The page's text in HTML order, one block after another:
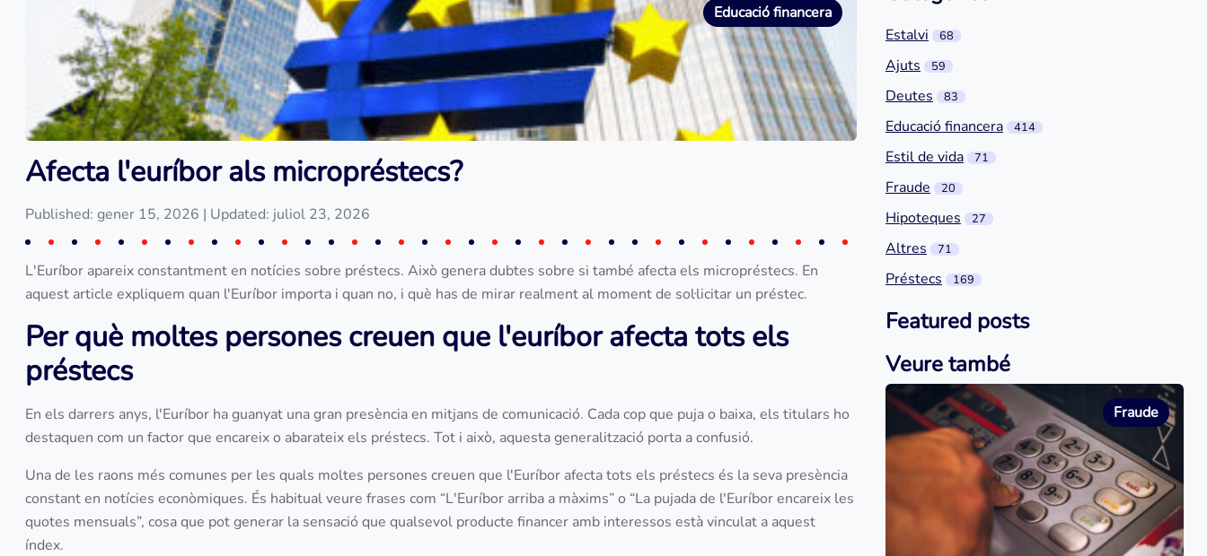
Educació financera
Afecta l'euríbor als micropréstecs?
Published: gener 15, 2026 | Updated: juliol 23, 2026
L'Euríbor apareix constantment en notícies sobre préstecs. Això genera dubtes sobre si també afecta els micropréstecs. En
aquest article expliquem quan l'Euríbor importa i quan no, i què has de mirar realment al moment de sol·licitar un préstec.
Per què moltes persones creuen que l'euríbor afecta tots els
préstecs
En els darrers anys, l'Euríbor ha guanyat una gran presència en mitjans de comunicació. Cada cop que puja o baixa, els titulars ho
destaquen com un factor que encareix o abarateix els préstecs. Tot i això, aquesta generalització porta a confusió.
Una de les raons més comunes per les quals moltes persones creuen que l'Euríbor afecta tots els préstecs és la seva presència
constant en notícies econòmiques. És habitual veure frases com “L'Euríbor arriba a màxims” o “La pujada de l'Euríbor encareix les
quotes mensuals”, cosa que pot generar la sensació que qualsevol producte financer amb interessos està vinculat a aquest
índex.
Estalvi 68
Ajuts 59
Deutes 83
Educació financera 414
Estil de vida 71
Fraude 20
Hipoteques 27
Altres 71
Préstecs 169
Featured posts
Veure també
Fraude